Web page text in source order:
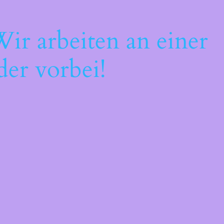
arbeiten an einer
vorbei!